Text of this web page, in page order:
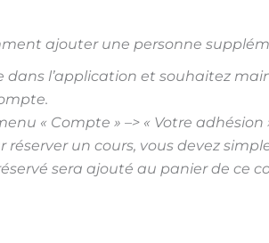
ajouter une personne
dans l’application et souhaitez
« Compte » –> « Votre
réserver un cours, vous devez
sera ajouté au panier de ce